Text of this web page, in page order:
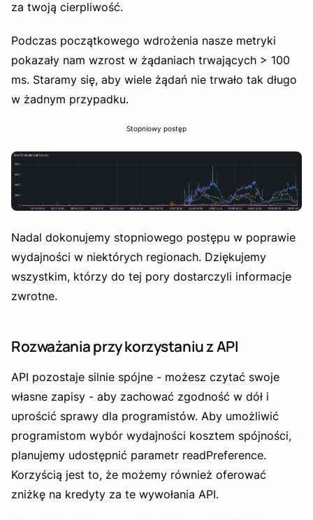
za twoją cierpliwość.
Podczas początkowego wdrożenia nasze metryki
pokazały nam wzrost w żądaniach trwających > 100
ms. Staramy się, aby wiele żądań nie trwało tak długo
w żadnym przypadku.
Stopniowy postęp
Nadal dokonujemy stopniowego postępu w poprawie
wydajności w niektórych regionach. Dziękujemy
wszystkim, którzy do tej pory dostarczyli informacje
zwrotne.
Rozważania przy korzystaniu z API
API pozostaje silnie spójne - możesz czytać swoje
własne zapisy - aby zachować zgodność w dół i
uprościć sprawy dla programistów. Aby umożliwić
programistom wybór wydajności kosztem spójności,
planujemy udostępnić parametr readPreference.
Korzyścią jest to, że możemy również oferować
zniżkę na kredyty za te wywołania API.